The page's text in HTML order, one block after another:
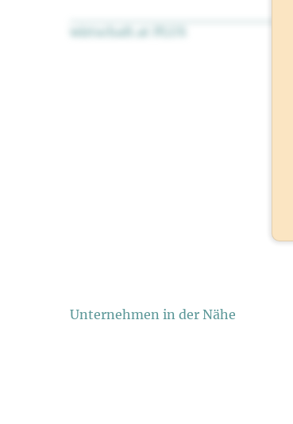
wirtschaft.at PLUS
Unternehmen in der Nähe